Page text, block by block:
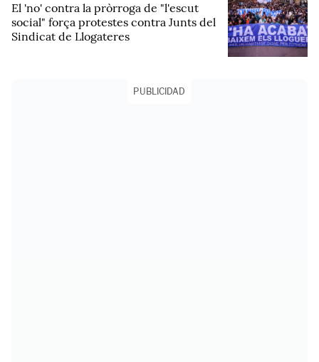
El 'no' contra la pròrroga de "l'escut
social" força protestes contra Junts del
Sindicat de Llogateres
PUBLICIDAD